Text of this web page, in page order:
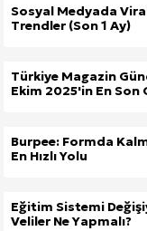
Sosyal Medyada
Trendler (Son 1 Ay)
Türkiye Magazin
Ekim 2025'in En Son
Burpee: Formda
En Hızlı Yolu
Eğitim Sistemi
Veliler Ne Yapmalı?